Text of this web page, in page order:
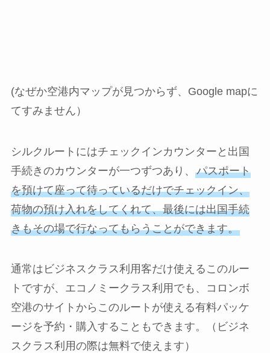
(なぜか空港内マップが見つからず、Google mapに
てすみません）
シルクルートにはチェックインカウンターと出国
手続きのカウンターが一つずつあり、 パスポート
を預けて座って待っているだけでチェックイン、
荷物の預け入れをしてくれて、最後には出国手続
きもその場で行なってもらうことができます。
通常はビジネスクラス利用客だけ使えるこのルー
トですが、エコノミークラス利用でも、コロンボ
空港のサイトからこのルートが使える有料パッケ
ージを予約・購入することもできます。（ビジネ
スクラス利用の際は無料で使えます）